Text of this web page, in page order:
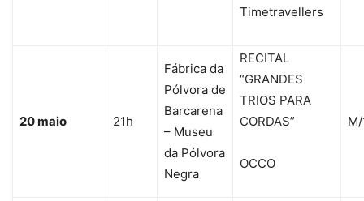
Timetravellers
20 maio 21h
Fábrica da
Pólvora de
Barcarena
– Museu
da Pólvora
Negra
RECITAL
“GRANDES
TRIOS PARA
CORDAS”
OCCO